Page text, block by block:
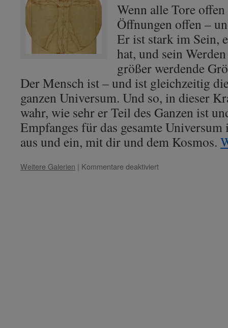
Trinität
in
euch.“
Wenn alle Tore
Öffnungen offen –
Er ist stark im Sein,
hat, und sein
größer werdende
Der Mensch ist – und ist gleichzeitig
ganzen Universum. Und so, in dieser
wahr, wie sehr er Teil des Ganzen ist
Empfanges für das gesamte
aus und ein, mit dir und dem Kosmos.
Weitere Galerien | Kommentare deaktiviertfür